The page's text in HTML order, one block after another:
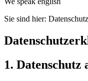
Sie sind hier:
1. Datenschutz